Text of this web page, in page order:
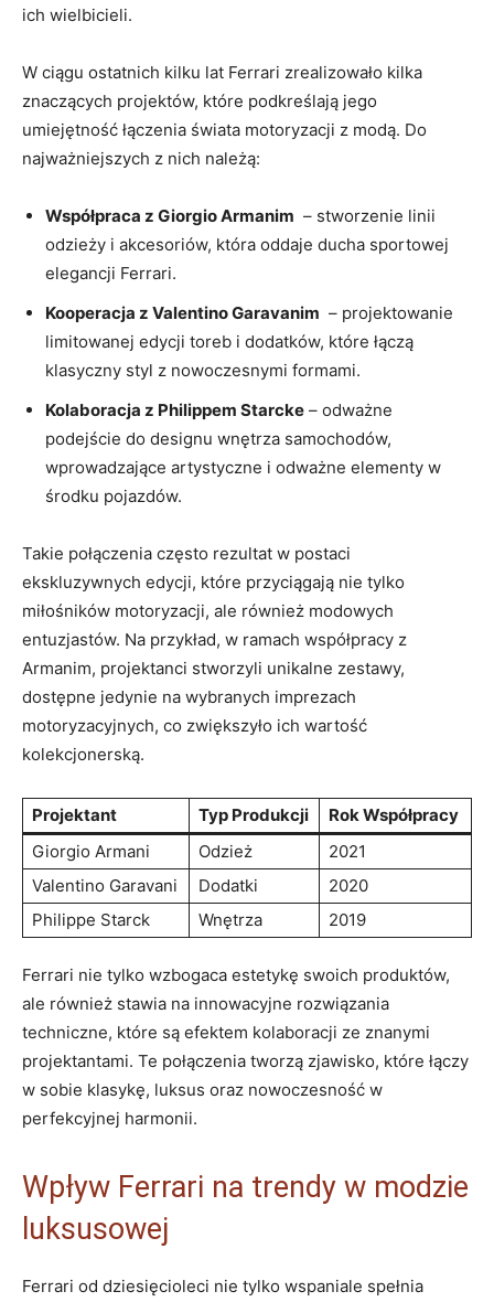
ich ⁢wielbicieli.
W ciągu ostatnich kilku‌ lat Ferrari zrealizowało​ kilka
‍znaczących projektów, które ‍podkreślają jego
‌umiejętność‌ łączenia świata motoryzacji z modą. ⁤Do​
najważniejszych‍ z ‌nich należą:
Współpraca ⁣z‍ Giorgio Armanim ⁤ – stworzenie‍ linii
odzieży i akcesoriów, która oddaje ‌ducha⁤ sportowej⁢
elegancji Ferrari.
Kooperacja z Valentino Garavanim ‌ – ‍projektowanie
limitowanej‌ edycji toreb i dodatków, które łączą
klasyczny styl z nowoczesnymi formami.
Kolaboracja z Philippem Starcke – odważne​
podejście do designu wnętrza samochodów,
⁤wprowadzające⁤ artystyczne‍ i odważne elementy w
środku pojazdów.
Takie ⁢połączenia często rezultat w postaci
ekskluzywnych⁤ edycji, które przyciągają ⁣nie ‌tylko
miłośników ‍motoryzacji,⁤ ale⁢ również modowych
entuzjastów. Na‍ przykład, ⁤w ramach‌ współpracy z
‌Armanim, projektanci stworzyli unikalne zestawy,
dostępne jedynie na‌ wybranych imprezach
motoryzacyjnych,⁤ co zwiększyło ich⁢ wartość
kolekcjonerską.
Projektant Typ Produkcji
Rok Współpracy
Giorgio Armani
Odzież
2021
Valentino Garavani
Dodatki
2020
Philippe Starck
Wnętrza 2019
Ferrari nie tylko wzbogaca estetykę swoich produktów,
ale również stawia na⁢ innowacyjne rozwiązania
techniczne, które są ⁢efektem⁣ kolaboracji ze znanymi
projektantami. Te połączenia⁣ tworzą zjawisko, które ⁢łączy
w sobie ‌klasykę, luksus ⁢oraz nowoczesność w
‌perfekcyjnej harmonii.
Wpływ Ferrari na trendy​ w modzie
luksusowej
Ferrari od‍ dziesięcioleci nie tylko ​wspaniale ‌spełnia